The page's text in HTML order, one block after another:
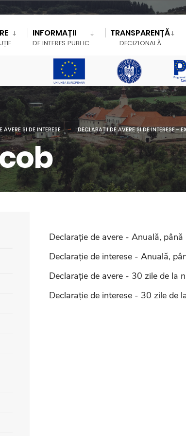
INFORMAȚII
DE INTERES PUBLIC
TRANSPARENȚĂ
DECIZIONALĂ
AVERE ȘI DE INTERESE DECLARAȚII DE AVERE ȘI DE INTERESE -
Declarație de avere - Anuală,
Declarație de interese - Anuală,
Declarație de avere - 30 zile de la
Declarație de interese - 30 zile de